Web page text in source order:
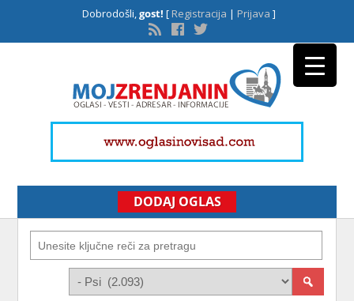
Dobrodošli,gost! [Registracija | Prijava ]
DODAJ OGLAS